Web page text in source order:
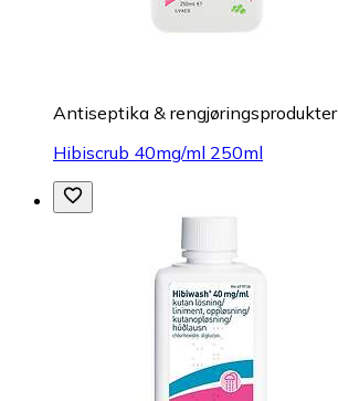
Antiseptika & rengjøringsprodukter
Hibiscrub 40mg/ml 250ml